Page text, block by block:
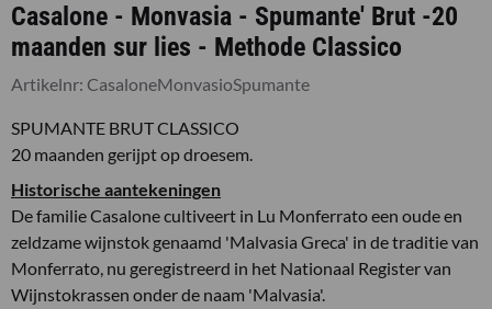
Casalone - Monvasia - Spumante' Brut -20
maanden sur lies - Methode Classico
Artikelnr: CasaloneMonvasioSpumante
SPUMANTE BRUT CLASSICO
20 maanden gerijpt op droesem.
Historische aantekeningen
De familie Casalone cultiveert in Lu Monferrato een oude en
zeldzame wijnstok genaamd 'Malvasia Greca' in de traditie van
Monferrato, nu geregistreerd in het Nationaal Register van
Wijnstokrassen onder de naam 'Malvasia'.